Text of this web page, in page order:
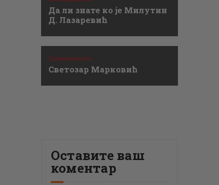
Да ли знате ко је Милутин
Д. Лазаревић
Занимљивости
Светозар Марковић
Оставите ваш
коментар